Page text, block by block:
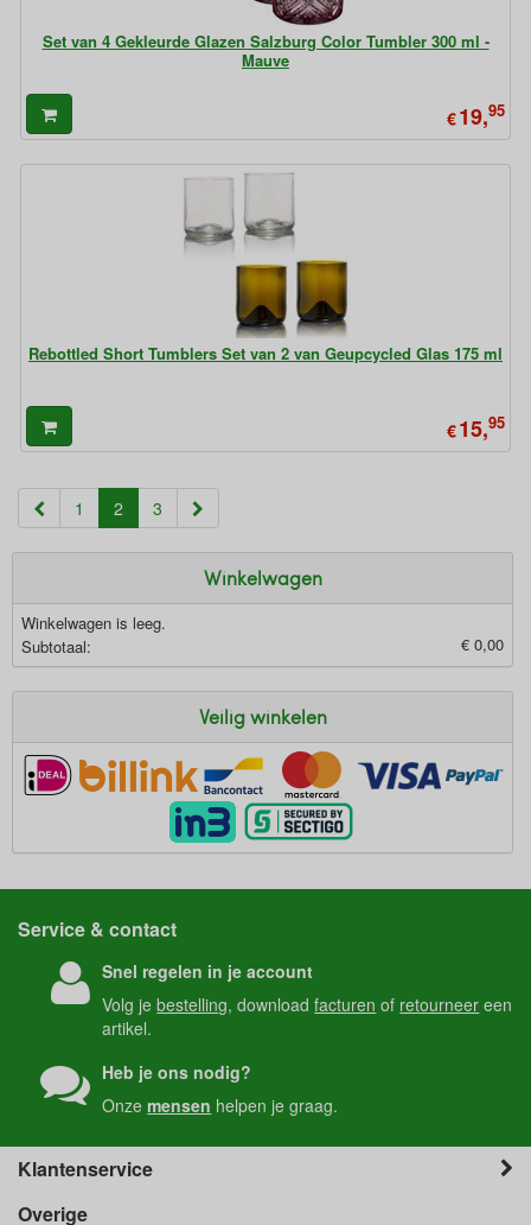
Set van 4 Gekleurde Glazen Salzburg Color Tumbler 300 ml -
Mauve
€19,95
Rebottled Short Tumblers Set van 2 van Geupcycled Glas 175 ml
€15,95
1 2 (current)
3
Winkelwagen
Winkelwagen is leeg.
Subtotaal:
€ 0,00
Veilig winkelen
Service & contact
Snel regelen in je account
Volg jebestelling, downloadfacturen of retourneer een
artikel.
Heb je ons nodig?
Onzemensen helpen je graag.
Klantenservice
Overige